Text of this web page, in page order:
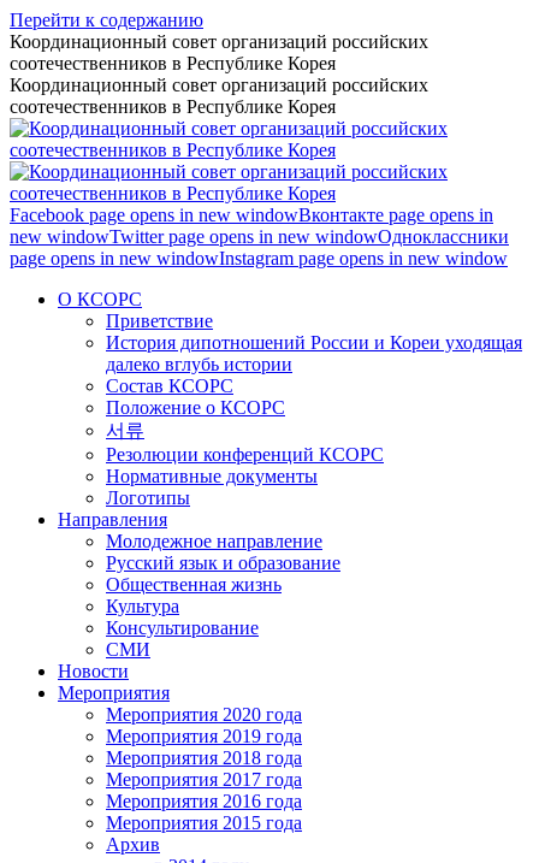
Перейти к содержанию
Координационный совет организаций российских
соотечественников в Республике Корея
Координационный совет организаций российских
соотечественников в Республике Корея
Facebook page opens in new windowВконтакте page opens in
new windowTwitter page opens in new windowОдноклассники
page opens in new windowInstagram page opens in new window
О КСОРС
Приветствие
История дипотношений России и Кореи уходящая
далеко вглубь истории
Состав КСОРС
Положение о КСОРС
서류
Резолюции конференций КСОРС
Нормативные документы
Логотипы
Направления
Молодежное направление
Русский язык и образование
Общественная жизнь
Культура
Консультирование
СМИ
Новости
Мероприятия
Мероприятия 2020 года
Мероприятия 2019 года
Мероприятия 2018 годa
Мероприятия 2017 года
Мероприятия 2016 года
Мероприятия 2015 года
Архив